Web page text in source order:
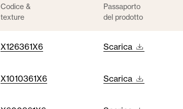
Codice &
texture
Passaporto
del prodotto
X126361X6 Scarica
X1010361X6 Scarica